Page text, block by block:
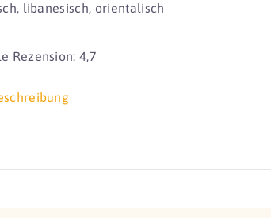
libanesisch, orientalisch
Rezension: 4,7